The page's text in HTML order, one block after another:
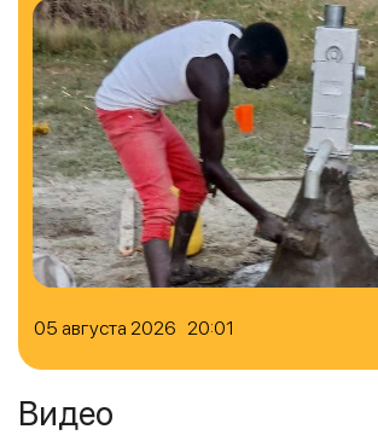
05 августа 2026 20:01
Видео